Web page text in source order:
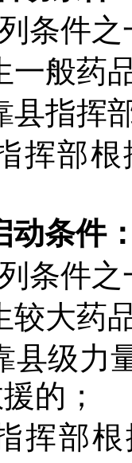
条件
一般药
县指挥
挥部
动条件
条件
较大药
县级
的；
挥部